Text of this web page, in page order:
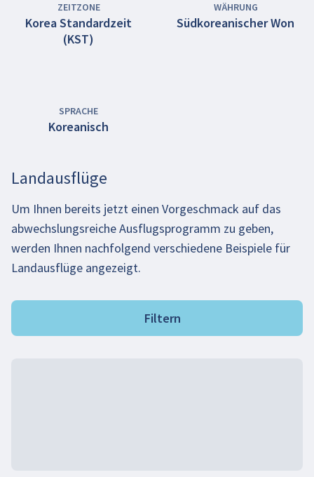
ZEITZONE
Korea Standardzeit
(KST)
WÄHRUNG
Südkoreanischer Won
SPRACHE
Koreanisch
Landausflüge
Um Ihnen bereits jetzt einen Vorgeschmack auf das
abwechslungsreiche Ausflugsprogramm zu geben,
werden Ihnen nachfolgend verschiedene Beispiele für
Landausflüge angezeigt.
Filtern